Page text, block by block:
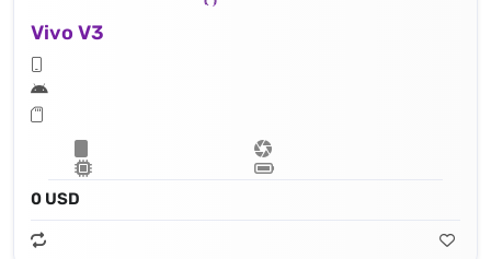
Vivo V3
0 USD